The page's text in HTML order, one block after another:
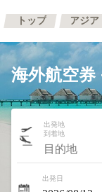
トップ アジア
海外航空
出発地
到着地
出発日